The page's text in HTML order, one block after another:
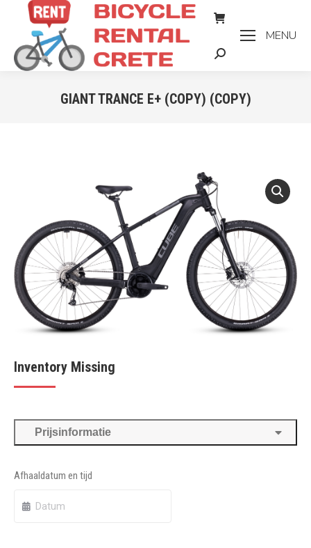
MENU
Zoeken:
GIANT TRANCE E+ (COPY) (COPY)
Inventory Missing
Prijsinformatie
Afhaaldatum en tijd